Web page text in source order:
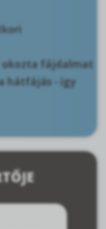
okozta fájdalmat
hátfájás - így